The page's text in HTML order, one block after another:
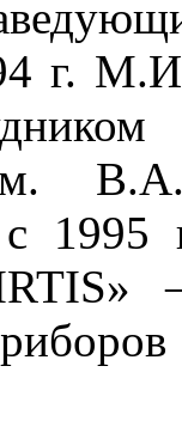
г.
В.А.
1995
–